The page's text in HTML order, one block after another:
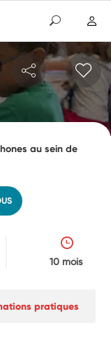
au sein de
10 mois
pratiques